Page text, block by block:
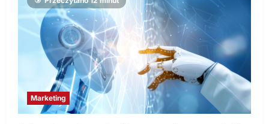
Marketing